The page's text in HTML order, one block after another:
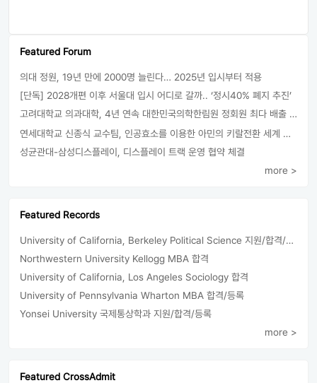
Featured Forum
의대 정원, 19년 만에 2000명 늘린다… 2025년 입시부터 적용
[단독] 2028개편 이후 서울대 입시 어디로 갈까.. ‘정시40% 폐지 추진’
고려대학교 의과대학, 4년 연속 대한민국의학한림원 정회원 최다 배출 外
연세대학교 신종식 교수팀, 인공효소를 이용한 아민의 키랄전환 세계 최초로 성공
성균관대-삼성디스플레이, 디스플레이 트랙 운영 협약 체결
more >
Featured Records
University of California, Berkeley Political Science 지원/합격/등록
Northwestern University Kellogg MBA 합격
University of California, Los Angeles Sociology 합격
University of Pennsylvania Wharton MBA 합격/등록
Yonsei University 국제통상학과 지원/합격/등록
more >
Featured CrossAdmit